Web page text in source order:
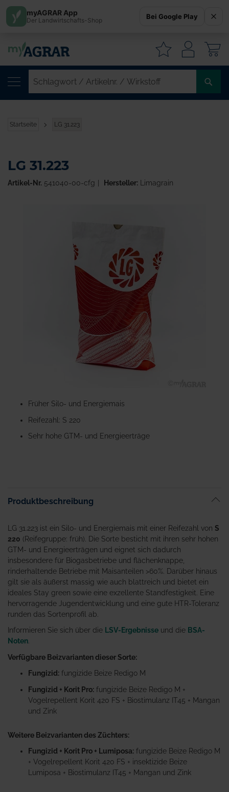
Startseite LG 31.223
Anfang
Bildgalerie
springen
LG 31.223
Artikel-Nr. 541040-00-cfg Hersteller:Limagrain
Früher Silo- und Energiemais
Reifezahl: S 220
Sehr hohe GTM- und Energieerträge
Produktbeschreibung
LG 31.223 ist ein Silo- und Energiemais mit einer Reifezahl von S
220 (Reifegruppe: früh). Die Sorte besticht mit ihren sehr hohen
GTM- und Energieerträgen und eignet sich dadurch
insbesondere für Biogasbetriebe und flächenknappe,
rinderhaltende Betriebe mit Maisanteilen >60%. Darüber hinaus
gilt sie als äußerst massig wie auch blattreich und bietet ein
ideales Stay green sowie eine exzellente Standfestigkeit. Eine
hervorragende Jugendentwicklung und eine gute HTR-Toleranz
runden das Sortenprofil ab.
Informieren Sie sich über die LSV-Ergebnisse und die BSA-
Noten
Verfügbare Beizvarianten dieser Sorte:
Fungizid: fungizide Beize Redigo M
Fungizid + Korit Pro: fungizide Beize Redigo M +
Vogelrepellent Korit 420 FS + Biostimulanz IT45 + Mangan
und Zink
Weitere Beizvarianten des Züchters:
Fungizid + Korit Pro + Lumiposa: fungizide Beize Redigo M
+ Vogelrepellent Korit 420 FS + insektizide Beize
Lumiposa + Biostimulanz IT45 + Mangan und Zink
myAGRAR App
Der Landwirtschafts-Shop Bei Google Play